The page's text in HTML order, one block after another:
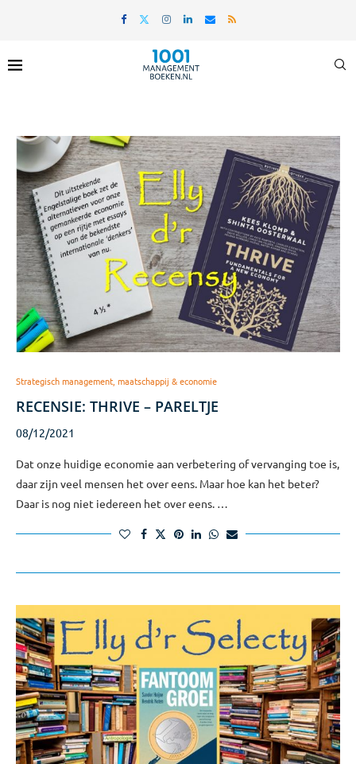
Strategisch management, maatschappij & economie
RECENSIE: THRIVE – PARELTJE
08/12/2021
Dat onze huidige economie aan verbetering of vervanging toe is,
daar zijn veel mensen het over eens. Maar hoe kan het beter?
Daar is nog niet iedereen het over eens. …